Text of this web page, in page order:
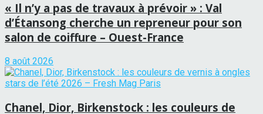
« Il n’y a pas de travaux à prévoir » : Val
d’Étansong cherche un repreneur pour son
salon de coiffure – Ouest-France
8 août 2026
Chanel, Dior, Birkenstock : les couleurs de